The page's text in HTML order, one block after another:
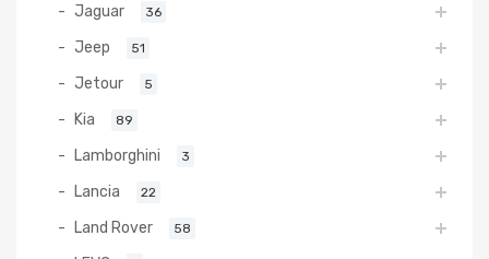
Jaguar 36
Jeep 51
Jetour 5
Kia 89
Lamborghini 3
Lancia 22
Land Rover 58